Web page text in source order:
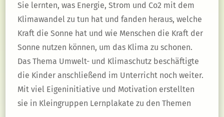
Sie lernten, was Energie, Strom und Co2 mit dem
Klimawandel zu tun hat und fanden heraus, welche
Kraft die Sonne hat und wie Menschen die Kraft der
Sonne nutzen können, um das Klima zu schonen.
Das Thema Umwelt- und Klimaschutz beschäftigte
die Kinder anschließend im Unterricht noch weiter.
Mit viel Eigeninitiative und Motivation erstellten
sie in Kleingruppen Lernplakate zu den Themen